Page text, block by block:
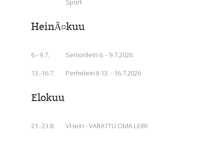
Sport
HeinÃ¤kuu
6.- 9.7. Seniorileiri 6. - 9.7.2026
13.-16.7. Perheleiri II 13. - 16.7.2026
Elokuu
21.-23.8. Vl-leiri - VARATTU OMA LEIRI